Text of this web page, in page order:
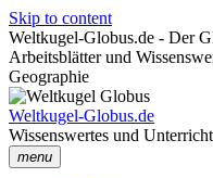
Skip to content
Weltkugel-Globus.de - Der
Arbeitsblätter und
Geographie
Weltkugel-Globus.de
Wissenswertes und
menu